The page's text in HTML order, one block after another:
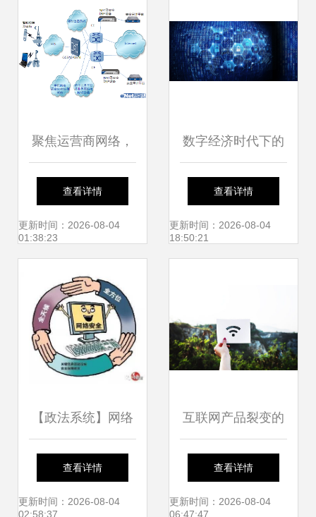
能中枢
聚焦运营商网络，
山石网科发布新一
代移动互联网安全
查看详情
更新时间：2026-08-04
01:38:23
数字经济时代下的
网络安全挑战与应
对策略
查看详情
更新时间：2026-08-04
18:50:21
【政法系统】网络
安全事比天大!
查看详情
更新时间：2026-08-04
02:58:37
互联网产品裂变的
系统思路 从现象到
策略的致胜之法
查看详情
更新时间：2026-08-04
06:47:47